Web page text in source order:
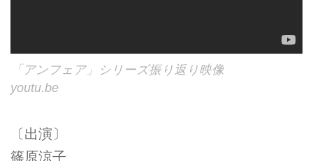
「アンフェア」シリーズ振り返り映像
youtu.be
〔出演〕
篠原涼子